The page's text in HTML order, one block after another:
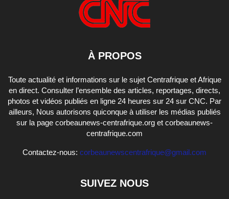
À PROPOS
Toute actualité et informations sur le sujet Centrafrique et Afrique
en direct. Consulter l’ensemble des articles, reportages, directs,
photos et vidéos publiés en ligne 24 heures sur 24 sur CNC. Par
ailleurs, Nous autorisons quiconque à utiliser les médias publiés
sur la page corbeaunews-centrafrique.org et corbeaunews-
centrafrique.com
Contactez-nous: corbeaunewscentrafrique@gmail.com
SUIVEZ NOUS